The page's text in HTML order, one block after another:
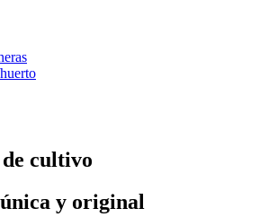
cultivo
y original